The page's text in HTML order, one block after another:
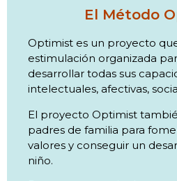
El Método
Optimist es un proyecto
estimulación organizada
desarrollar todas sus
intelectuales, afectivas,
El proyecto Optimist
padres de familia para
valores y conseguir un
niño.